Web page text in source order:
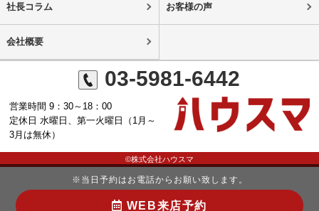
社長コラム お客様の声
会社概要
03-5981-6442
営業時間 9：30～18：00
定休日 水曜日、第一火曜日（1月～
3月は無休）
©株式会社ハウスマ
※当日予約はお電話からお願い致します。
WEB来店予約